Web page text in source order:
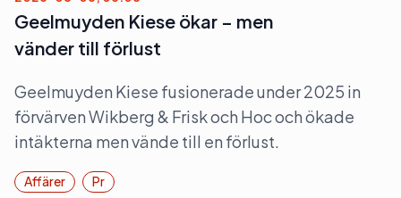
Geelmuyden Kiese ökar – men
vänder till förlust
Geelmuyden Kiese fusionerade under 2025 in
förvärven Wikberg & Frisk och Hoc och ökade
intäkterna men vände till en förlust.
Affärer Pr